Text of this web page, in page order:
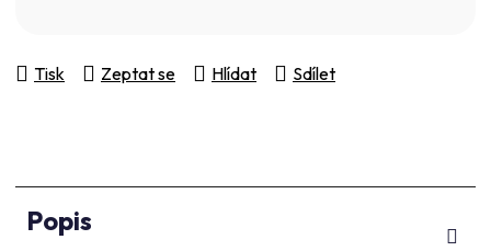
Tisk Zeptat se Hlídat Sdílet
Popis